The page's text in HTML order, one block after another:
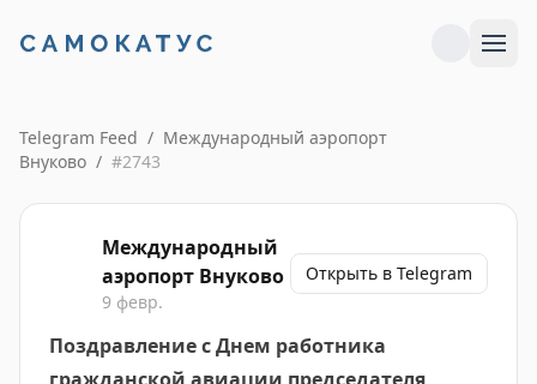
Telegram Feed / Международный аэропорт
Внуково / #2743
Международный
аэропорт Внуково
9 февр.
Открыть в Telegram
Поздравление с Днем работника